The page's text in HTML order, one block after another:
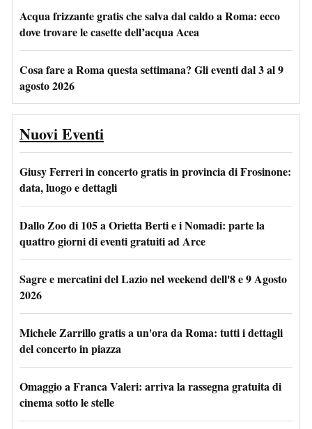
Acqua frizzante gratis che salva dal caldo a Roma: ecco
dove trovare le casette dell’acqua Acea
Cosa fare a Roma questa settimana? Gli eventi dal 3 al 9
agosto 2026
Nuovi Eventi
Giusy Ferreri in concerto gratis in provincia di Frosinone:
data, luogo e dettagli
Dallo Zoo di 105 a Orietta Berti e i Nomadi: parte la
quattro giorni di eventi gratuiti ad Arce
Sagre e mercatini del Lazio nel weekend dell'8 e 9 Agosto
2026
Michele Zarrillo gratis a un'ora da Roma: tutti i dettagli
del concerto in piazza
Omaggio a Franca Valeri: arriva la rassegna gratuita di
cinema sotto le stelle